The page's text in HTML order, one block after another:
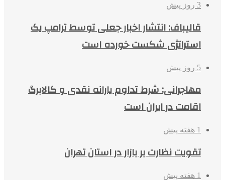
3 روز پیش
قالیباف: انتشار اخبار جعلی توسط ترامپ یک
استراتژی شکست خورده است
5 روز پیش
مهاجرانی: شرط تداوم یارانه نقدی و کالابرگ
اقامت در ایران است
1 هفته پیش
تقویت نظارت بر بازار در استان تهران
1 هفته پیش